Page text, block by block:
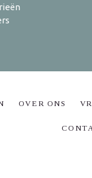
OVER ONS